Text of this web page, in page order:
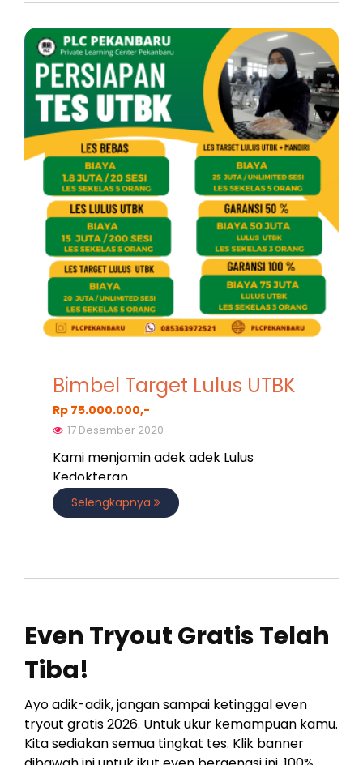
Bimbel Target Lulus UTBK
Rp 75.000.000,-
17 Desember 2020
Kami menjamin adek adek Lulus
Kedokteran
Selengkapnya
Even Tryout Gratis Telah
Tiba!
Ayo adik-adik, jangan sampai ketinggal even
tryout gratis 2026. Untuk ukur kemampuan kamu.
Kita sediakan semua tingkat tes. Klik banner